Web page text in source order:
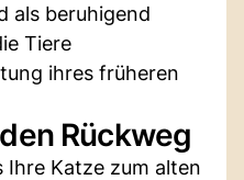
als beruhigend
Tiere
ihres früheren
Rückweg
Ihre Katze zum alten